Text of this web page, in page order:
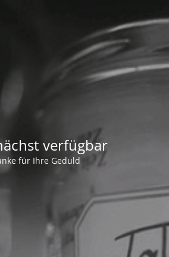
verfügbar
für Ihre Geduld